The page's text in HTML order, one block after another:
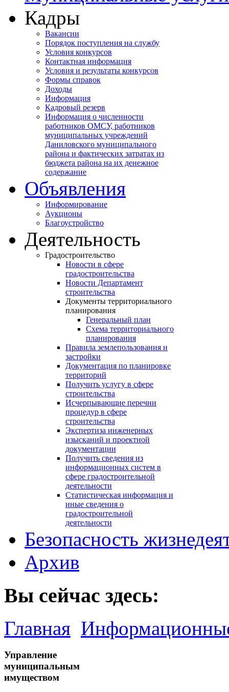
Кадры
Вакансии
Порядок поступления на службу
Условия конкурсов
Контактная информация
Условия и результаты конкурсов
Формы справок
Доходы
Информация
Кадровый резерв
Информация о численности
работников ОМСУ, работников
муниципальных учреждений
Даниловского муниципального
района и фактических затратах из
бюджета района на их денежное
содержание
Объявления
Информирование
Аукционы
Благоустройство
Деятельность
Градостроительство
Новости в сфере
градостроительства
Новости Департамент
строительства
Документы территориального
планирования
Генеральный план
Схема территориального
планирования
Правила землепользования и
застройки
Документация по планировке
территорий
Получить услугу в сфере
строительства
Исчерпывающие перечни
процедур в сфере
строительства
Экспертиза инженерных
изысканий и проектной
документации
Получить сведения из
информационных систем в
сфере градостроительной
деятельности
Статистическая информация и
иные сведения о
градостроительной
деятельности
Безопасность
Архив
Вы сейчас здесь:
Главная
Управление
муниципальным
имуществом